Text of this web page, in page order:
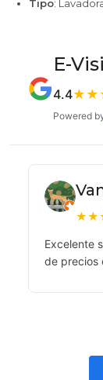
Tipo:
E-
4.4★ ★
Powered
★★
Excelente
de precios